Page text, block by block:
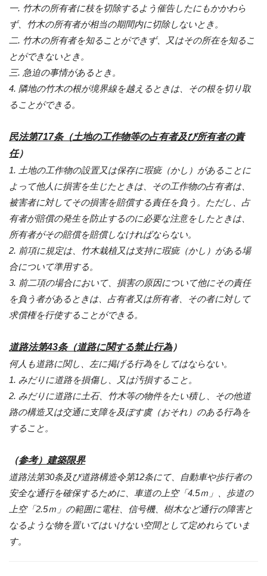
一. 竹木の所有者に枝を切除するよう催告したにもかかわら
ず、竹木の所有者が相当の期間内に切除しないとき。
二. 竹木の所有者を知ることができず、又はその所在を知るこ
とができないとき。
三. 急迫の事情があるとき。
4. 隣地の竹木の根が境界線を越えるときは、その根を切り取
ることができる。
民法第717条（土地の工作物等の占有者及び所有者の責
任）
1. 土地の工作物の設置又は保存に瑕疵（かし）があることに
よって他人に損害を生じたときは、その工作物の占有者は、
被害者に対してその損害を賠償する責任を負う。ただし、占
有者が賠償の発生を防止するのに必要な注意をしたときは、
所有者がその賠償を賠償しなければならない。
2. 前項に規定は、竹木栽植又は支持に瑕疵（かし）がある場
合について準用する。
3. 前二項の場合において、損害の原因について他にその責任
を負う者があるときは、占有者又は所有者、その者に対して
求償権を行使することができる。
道路法第43条（道路に関する禁止行為）
何人も道路に関し、左に掲げる行為をしてはならない。
1. みだりに道路を損傷し、又は汚損すること。
2. みだりに道路に土石、竹木等の物件をたい積し、その他道
路の構造又は交通に支障を及ぼす虞（おそれ）のある行為を
すること。
（参考）建築限界
道路法第30条及び道路構造令第12条にて、自動車や歩行者の
安全な通行を確保するために、車道の上空「4.5ｍ」、歩道の
上空「2.5ｍ」の範囲に電柱、信号機、樹木など通行の障害と
なるような物を置いてはいけない空間として定めれらていま
す。